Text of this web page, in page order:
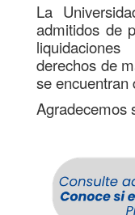
La
admitidos de
derechos de
se encuentran
Agradecemos